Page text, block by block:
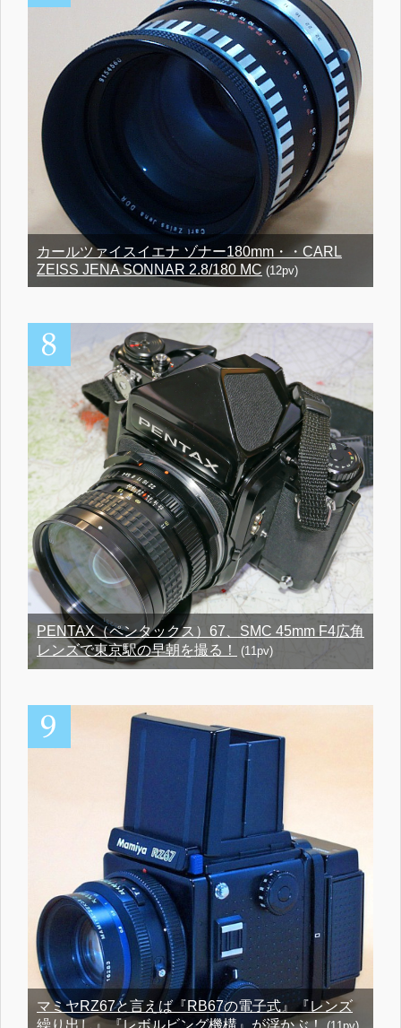
カールツァイスイエナ ゾナー180mm・・CARL
ZEISS JENA SONNAR 2.8/180 MC (12pv)
PENTAX（ペンタックス）67、SMC 45mm F4広角
レンズで東京駅の早朝を撮る！
(11pv)
マミヤRZ67と言えば『RB67の電子式』『レンズ
繰り出し』『レボルビング機構』が浮かぶ！